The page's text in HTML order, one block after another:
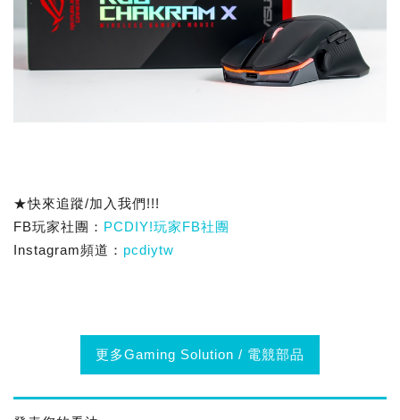
★快來追蹤/加入我們!!!
FB玩家社團： PCDIY!玩家FB社團
Instagram頻道： pcdiytw
更多Gaming Solution / 電競部品